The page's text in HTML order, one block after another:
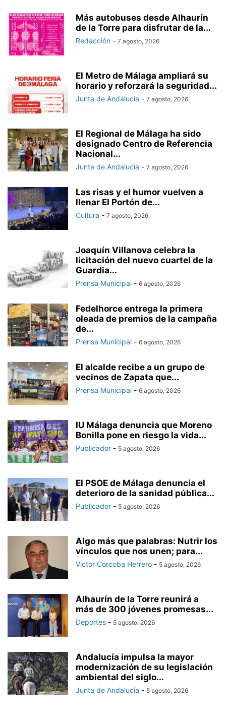
Más autobuses desde Alhaurín
de la Torre para disfrutar de la...
Redacción - 7 agosto, 2026
El Metro de Málaga ampliará su
horario y reforzará la seguridad...
Junta de Andalucía - 7 agosto, 2026
El Regional de Málaga ha sido
designado Centro de Referencia
Nacional...
Junta de Andalucía - 7 agosto, 2026
Las risas y el humor vuelven a
llenar El Portón de...
Cultura - 7 agosto, 2026
Joaquín Villanova celebra la
licitación del nuevo cuartel de la
Guardia...
Prensa Municipal - 6 agosto, 2026
Fedelhorce entrega la primera
oleada de premios de la campaña
de...
Prensa Municipal - 6 agosto, 2026
El alcalde recibe a un grupo de
vecinos de Zapata que...
Prensa Municipal - 6 agosto, 2026
IU Málaga denuncia que Moreno
Bonilla pone en riesgo la vida...
Publicador - 5 agosto, 2026
El PSOE de Málaga denuncia el
deterioro de la sanidad pública...
Publicador - 5 agosto, 2026
Algo más que palabras: Nutrir los
vínculos que nos unen; para...
Victor Corcoba Herrero - 5 agosto, 2026
Alhaurín de la Torre reunirá a
más de 300 jóvenes promesas...
Deportes - 5 agosto, 2026
Andalucía impulsa la mayor
modernización de su legislación
ambiental del siglo...
Junta de Andalucía - 5 agosto, 2026